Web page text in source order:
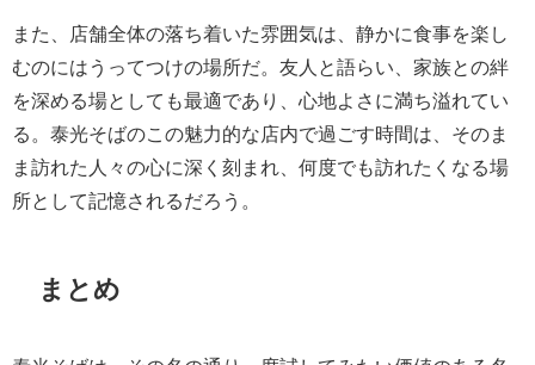
また、店舗全体の落ち着いた雰囲気は、静かに食事を楽し
むのにはうってつけの場所だ。友人と語らい、家族との絆
を深める場としても最適であり、心地よさに満ち溢れてい
る。泰光そばのこの魅力的な店内で過ごす時間は、そのま
ま訪れた人々の心に深く刻まれ、何度でも訪れたくなる場
所として記憶されるだろう。
まとめ